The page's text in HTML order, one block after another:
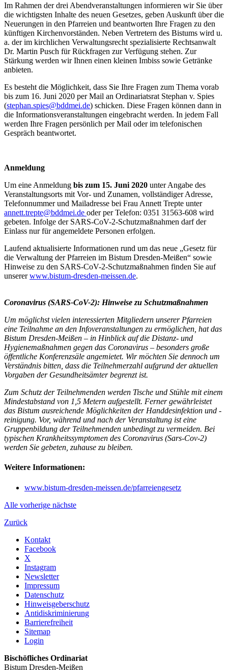
Im Rahmen der drei Abendveranstaltungen informieren wir Sie über
die wichtigsten Inhalte des neuen Gesetzes, geben Auskunft über die
Neuerungen in den Pfarreien und beantworten Ihre Fragen zu den
künftigen Kirchenvorständen. Neben Vertretern des Bistums wird u.
a. der im kirchlichen Verwaltungsrecht spezialisierte Rechtsanwalt
Dr. Martin Pusch für Rückfragen zur Verfügung stehen. Zur
Stärkung werden wir Ihnen einen kleinen Imbiss sowie Getränke
anbieten.
Es besteht die Möglichkeit, dass Sie Ihre Fragen zum Thema vorab
bis zum 16. Juni 2020 per Mail an Ordinariatsrat Stephan v. Spies
(stephan.spies@bddmei.de) schicken. Diese Fragen können dann in
die Informationsveranstaltungen eingebracht werden. In jedem Fall
werden Ihre Fragen persönlich per Mail oder im telefonischen
Gespräch beantwortet.
Anmeldung
Um eine Anmeldung bis zum 15. Juni 2020 unter Angabe des
Veranstaltungsorts mit Vor- und Zunamen, vollständiger Adresse,
Telefonnummer und Mailadresse bei Frau Annett Trepte unter
annett.trepte@bddmei.de oder per Telefon: 0351 31563-608 wird
gebeten. Infolge der SARS-CoV-2-Schutzmaßnahmen darf der
Einlass nur für angemeldete Personen erfolgen.
Laufend aktualisierte Informationen rund um das neue „Gesetz für
die Verwaltung der Pfarreien im Bistum Dresden-Meißen“ sowie
Hinweise zu den SARS-CoV-2-Schutzmaßnahmen finden Sie auf
unsererwww.bistum-dresden-meissen.de.
Coronavirus (SARS-CoV-2): Hinweise zu Schutzmaßnahmen
Um möglichst vielen interessierten Mitgliedern unserer Pfarreien
eine Teilnahme an den Infoveranstaltungen zu ermöglichen, hat das
Bistum Dresden-Meißen – in Hinblick auf die Distanz- und
Hygienemaßnahmen gegen das Coronavirus – besonders große
öffentliche Konferenzsäle angemietet. Wir möchten Sie dennoch um
Verständnis bitten, dass die Teilnehmerzahl aufgrund der aktuellen
Vorgaben der Gesundheitsämter begrenzt ist.
Zum Schutz der Teilnehmenden werden Tische und Stühle mit einem
Mindestabstand von 1,5 Metern aufgestellt. Ferner gewährleistet
das Bistum ausreichende Möglichkeiten der Handdesinfektion und -
reinigung. Vor, während und nach der Veranstaltung ist eine
Gruppenbildung der Teilnehmenden unbedingt zu vermeiden. Bei
typischen Krankheitssymptomen des Coronavirus (Sars-Cov-2)
werden Sie gebeten, zuhause zu bleiben.
Weitere Informationen:
www.bistum-dresden-meissen.de/pfarreiengesetz
Alle vorherige nächste
Zurück
Kontakt
Facebook
X
Instagram
Newsletter
Impressum
Datenschutz
Hinweisgeberschutz
Antidiskriminierung
Barrierefreiheit
Sitemap
Login
Bischöfliches Ordinariat
Bistum Dresden-Meißen